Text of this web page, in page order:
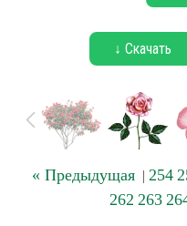
↓ Скачать
« Предыдущая| 254
262 263